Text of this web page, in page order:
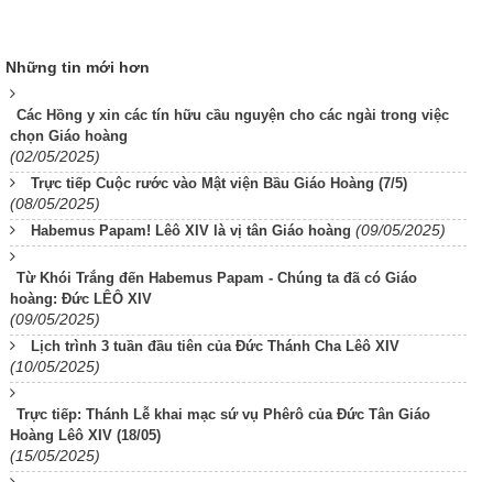
Những tin mới hơn
Các Hồng y xin các tín hữu cầu nguyện cho các ngài trong việc
chọn Giáo hoàng
(02/05/2025)
Trực tiếp Cuộc rước vào Mật viện Bầu Giáo Hoàng (7/5)
(08/05/2025)
Habemus Papam! Lêô XIV là vị tân Giáo hoàng (09/05/2025)
Từ Khói Trắng đến Habemus Papam - Chúng ta đã có Giáo
hoàng: Đức LÊÔ XIV
(09/05/2025)
Lịch trình 3 tuần đầu tiên của Đức Thánh Cha Lêô XIV
(10/05/2025)
Trực tiếp: Thánh Lễ khai mạc sứ vụ Phêrô của Đức Tân Giáo
Hoàng Lêô XIV (18/05)
(15/05/2025)